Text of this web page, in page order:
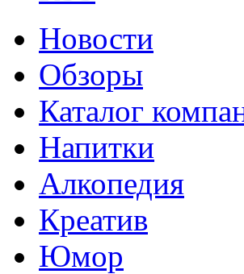
Новости
Обзоры
Каталог
Напитки
Алкопедия
Креатив
Юмор